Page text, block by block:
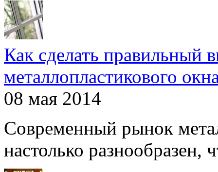
Как сделать правильный
металлопластикового
08 мая 2014
Современный рынок
настолько разнообразен,